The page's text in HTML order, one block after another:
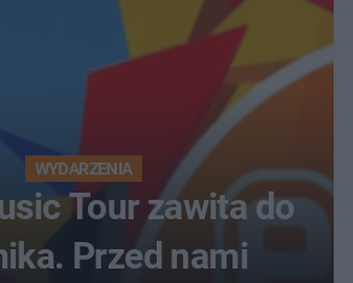
WYDARZENIA
Tour zawita do
Przed nami